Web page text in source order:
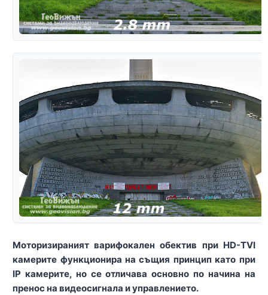
Моторизираният варифокален обектив при HD-TVI
камерите функционира на същия принцип като при
IP камерите, но се отличава основно по начина на
пренос на видеосигнала и управлението.